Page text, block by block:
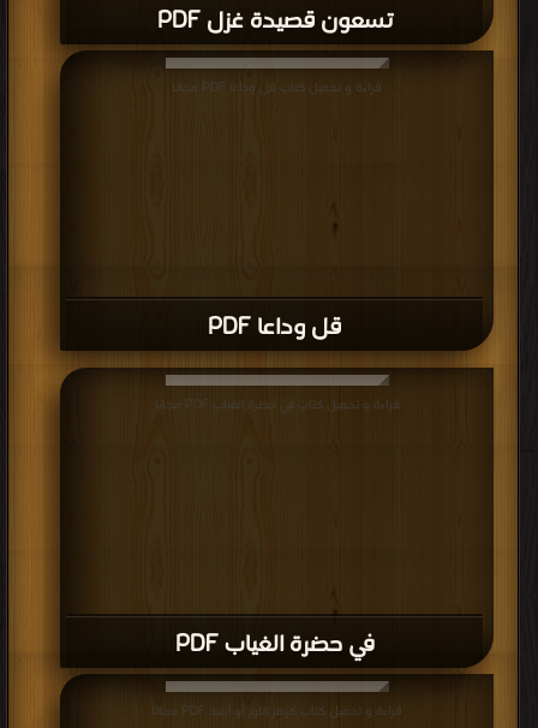
تسعون قصيدة غزل PDF
قل وداعا PDF
قراءة و تحميل كتاب قل وداعا PDF مجانا
في حضرة الغياب PDF
قراءة و تحميل كتاب في حضرة الغياب PDF مجانا
قراءة و تحميل كتاب كزهر اللوز أو أبعد PDF مجانا